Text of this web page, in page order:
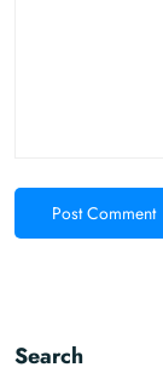
Post Comment
Search